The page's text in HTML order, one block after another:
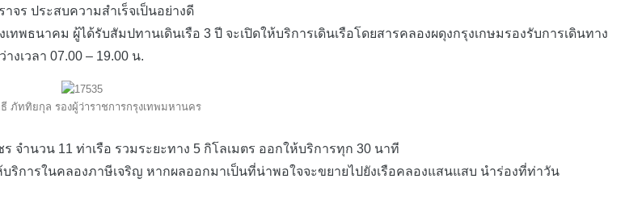
จร ประสบความสำเร็จเป็นอย่างดี
าคม ผู้ได้รับสัมปทานเดินเรือ 3 ปี จะเปิดให้บริการเดินเรือโดยสารคลองผดุงกรุงเกษมรองรับการเดินทาง
เวลา 07.00 – 19.00 น.
ภัททิยกุล รองผู้ว่าราชการกรุงเทพมหานคร
ำนวน 11 ท่าเรือ รวมระยะทาง 5 กิโลเมตร ออกให้บริการทุก 30 นาที
ารในคลองภาษีเจริญ หากผลออกมาเป็นที่น่าพอใจจะขยายไปยังเรือคลองแสนแสบ นำร่องที่ท่าวัน